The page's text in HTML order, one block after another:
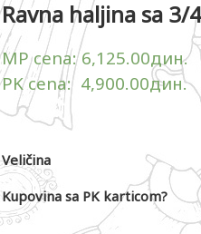
Ravna haljina sa 3/
MP cena:6,125.00дин.
PK cena: 4,900.00дин.
Veličina
Kupovina sa PK karticom?